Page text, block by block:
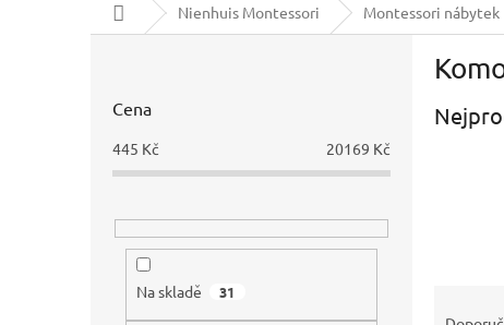
Domů
Nienhuis Montessori Montessori nábytek
Cena
445 Kč 20169 Kč
Na skladě 31